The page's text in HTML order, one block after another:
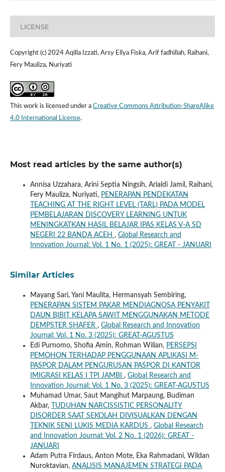
LICENSE
Copyright (c) 2024 Aqilla Izzati, Arsy Ellya Fiska, Arif fadhillah, Raihani,
Fery Mauliza, Nuriyati
This work is licensed under a Creative Commons Attribution-ShareAlike
4.0 International License.
Most read articles by the same author(s)
Annisa Uzzahara, Arini Septia Ningsih, Arialdi Jamil, Raihani,
Fery Mauliza, Nuriyati, PENERAPAN PENDEKATAN
TEACHING AT THE RIGHT LEVEL (TARL) PADA MODEL
PEMBELAJARAN DISCOVERY LEARNING UNTUK
MENINGKATKAN HASIL BELAJAR IPAS KELAS V-A SD
NEGERI 22 BANDA ACEH , Global Research and
Innovation Journal: Vol. 1 No. 1 (2025): GREAT - JANUARI
Similar Articles
Mayang Sari, Yani Maulita, Hermansyah Sembiring,
PENERAPAN SISTEM PAKAR MENDIAGNOSA PENYAKIT
DAUN BIBIT KELAPA SAWIT MENGGUNAKAN METODE
DEMPSTER SHAFER , Global Research and Innovation
Journal: Vol. 1 No. 3 (2025): GREAT-AGUSTUS
Edi Purnomo, Shofia Amin, Rohman Wilian, PERSEPSI
PEMOHON TERHADAP PENGGUNAAN APLIKASI M-
PASPOR DALAM PENGURUSAN PASPOR DI KANTOR
IMIGRASI KELAS I TPI JAMBI , Global Research and
Innovation Journal: Vol. 1 No. 3 (2025): GREAT-AGUSTUS
Muhamad Umar, Saut Mangihut Marpaung, Budiman
Akbar,
TUDUHAN NARCISSISTIC PERSONALITY
DISORDER SAAT SEKOLAH DIVISUALKAN DENGAN
TEKNIK SENI LUKIS MEDIA KARDUS , Global Research
and Innovation Journal: Vol. 2 No. 1 (2026): GREAT -
JANUARI
Adam Putra Firdaus, Anton Mote, Eka Rahmadani, Wildan
Nuroktavian, ANALISIS MANAJEMEN STRATEGI PADA